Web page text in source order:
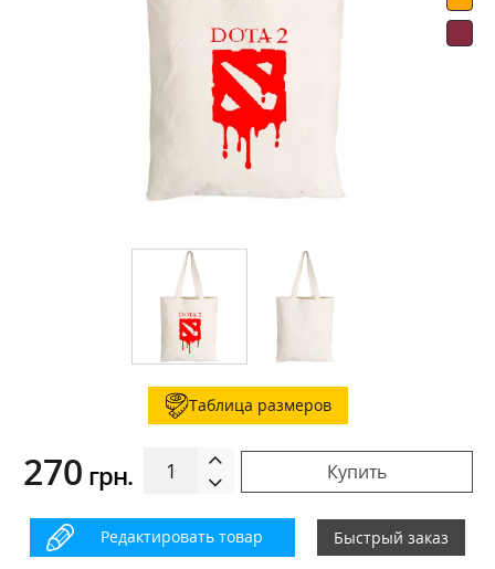
Таблица размеров
270 грн. Купить
Редактировать товар Быстрый заказ